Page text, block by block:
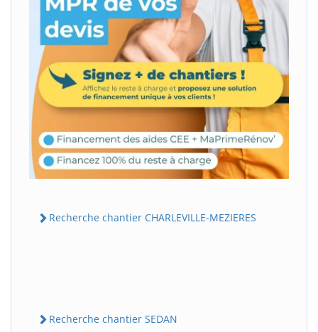
Recherche chantier CHARLEVILLE-MEZIERES
Recherche chantier SEDAN